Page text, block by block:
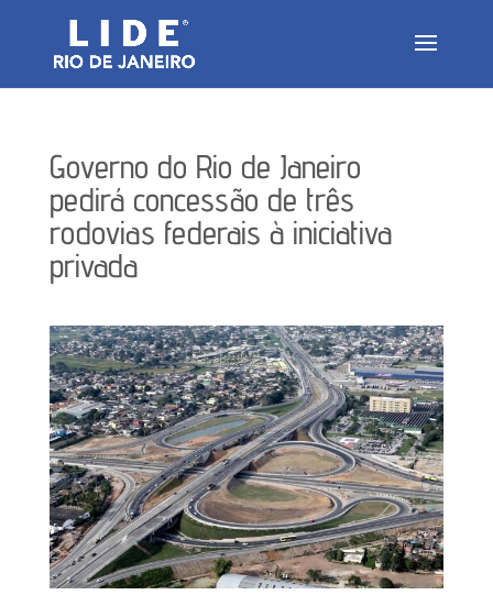
Governo do Rio de Janeiro
pedirá concessão de três
rodovias federais à iniciativa
privada